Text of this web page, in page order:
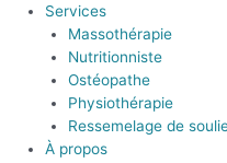
Services
Massothérapie
Nutritionniste
Ostéopathe
Physiothérapie
Ressemelage de
À propos